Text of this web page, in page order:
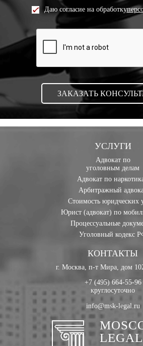
Даю согласие на обработку
LEGAL
УСЛУГИ
Адвокат по
уголовным делам
Адвокат по
Арбитражный
Стоимость юридческих
Юрист (адвокат) по
Процессуальные
Уголовный кодекс
КОНТАКТЫ
г. Москва, п-т Мира, дом
+7 (495) 664-55-96
круглосуточно
info@msk-legal.ru